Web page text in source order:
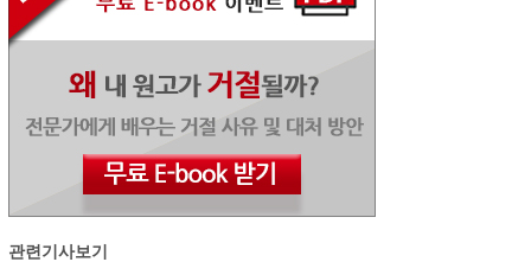
관련기사보기